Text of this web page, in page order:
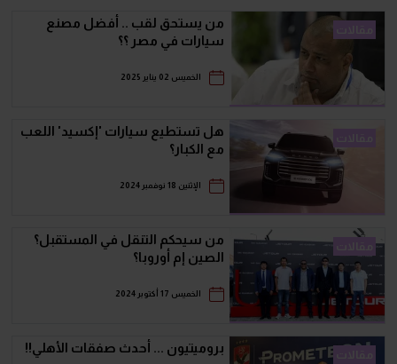
من يستحق لقب .. أفضل مصنع
سيارات في مصر ؟؟
الخميس 02 يناير 2025
هل تستطيع سيارات 'إكسيد' اللعب
مع الكبار؟
الإثنين 18 نوفمبر 2024
من سيحكم التنقل في المستقبل؟
الصين إم أوروبا؟
الخميس 17 أكتوبر 2024
بروميتيون ... أحدث صفقات الأهلي!!